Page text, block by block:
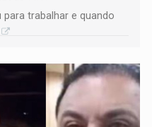
para trabalhar e quando